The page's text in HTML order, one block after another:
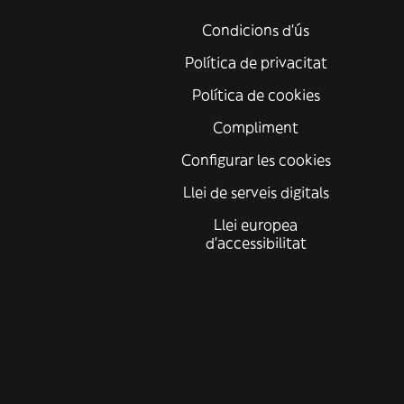
Condicions d'ús
Política de privacitat
Política de cookies
Compliment
Configurar les cookies
Llei de serveis digitals
Llei europea
d'accessibilitat